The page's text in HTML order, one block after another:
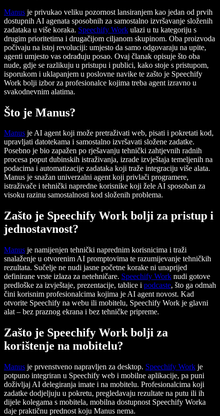
Manus je privukao veliku pozornost lansiranjem kao jedan od prvih
dostupnih AI agenata sposobnih za samostalno izvršavanje složenih
zadataka u više koraka. Speechify Work ulazi u tu kategoriju s
drugim prioritetima i drugačijom ciljanom skupinom. Oba proizvoda
počivaju na istoj revoluciji: umjesto da samo odgovaraju na upite,
agenti umjesto vas odrađuju posao. Ovaj članak opisuje što oba
nude, gdje se razlikuju u pristupu i publici, kako stoje s pristupom,
isporukom i uklapanjem u poslovne navike te zašto je Speechify
Work bolji izbor za profesionalce kojima treba agent izravno u
svakodnevnim alatima.
Što je Manus?
Manus je AI agent koji može pretraživati web, pisati i pokretati kod,
upravljati datotekama i samostalno izvršavati složene zadatke.
Posebno je bio zapažen po rješavanju tehnički zahtjevnih radnih
procesa poput dubinskih istraživanja, izrade izvještaja temeljenih na
podacima i automatizacije zadataka koji traže integraciju više alata.
Manus je snažan univerzalni agent koji privlači programere,
istraživače i tehnički napredne korisnike koji žele AI sposoban za
visoku razinu samostalnosti kod složenih problema.
Zašto je Speechify Work bolji za pristup i
jednostavnost?
Manus je namijenjen tehnički naprednim korisnicima i traži
snalaženje u otvorenim AI promptovima te razumijevanje tehničkih
rezultata. Sučelje ne nudi jasne početne korake ni unaprijed
definirane vrste izlaza za netehničare. Speechify Work nudi gotove
predloške za izvještaje, prezentacije, tablice i podcaste, što ga odmah
čini korisnim profesionalcima kojima je AI agent novost. Kad
otvorite Speechify na webu ili mobitelu, Speechify Work je glavni
alat – bez praznog ekrana i bez tehničke pripreme.
Zašto je Speechify Work bolji za
korištenje na mobitelu?
Manus je prvenstveno napravljen za desktop. Speechify Work je
potpuno integriran u Speechify web i mobilne aplikacije, pa puni
doživljaj AI delegiranja imate i na mobitelu. Profesionalcima koji
zadatke dodjeljuju u pokretu, pregledavaju rezultate na putu ili ih
dijele kolegama s mobitela, mobilna dostupnost Speechify Worka
daje praktičnu prednost koju Manus nema.